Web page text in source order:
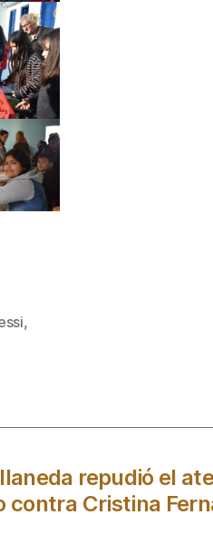
,
repudió el
contra Cristina